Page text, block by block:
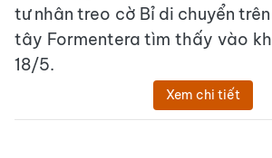
tư nhân treo cờ Bỉ di chuyển
tây Formentera tìm thấy vào
18/5.
Xem chi tiết